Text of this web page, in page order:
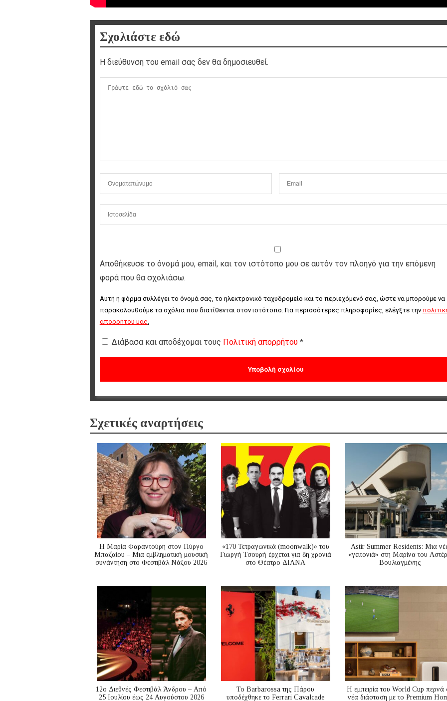
Σχολιάστε εδώ
Η διεύθυνση του email σας δεν θα δημοσιευθεί.
Αποθήκευσε το όνομά μου, email, και τον ιστότοπο μου σε αυτόν τον πλοηγό για την επόμενη
φορά που θα σχολιάσω.
Αυτή η φόρμα συλλέγει το όνομά σας, το ηλεκτρονικό ταχυδρομείο και το περιεχόμενό σας, ώστε να μπορούμε να
παρακολουθούμε τα σχόλια που διατίθενται στον ιστότοπο. Για περισσότερες πληροφορίες, ελέγξτε την
απορρήτου μας.
Διάβασα και αποδέχομαι τους Πολιτική απορρήτου *
Σχετικές αναρτήσεις
Η Μαρία Φαραντούρη στον Πύργο
Μπαζαίου – Μια εμβληματική μουσική
συνάντηση στο Φεστιβάλ Νάξου 2026
«170 Τετραγωνικά (moonwalk)» του
Γιωργή Τσουρή έρχεται για 8η χρονιά
στο Θέατρο ΔΙΑΝΑ
Astir Summer Residents: Μια
«γειτονιά» στη Μαρίνα του
Βουλιαγμένης
12ο Διεθνές Φεστιβάλ Άνδρου – Από
25 Ιουλίου έως 24 Αυγούστου 2026
Το Barbarossa της Πάρου
υποδέχθηκε το Ferrari Cavalcade
Η εμπειρία του World Cup περνά
νέα διάσταση με το Premium